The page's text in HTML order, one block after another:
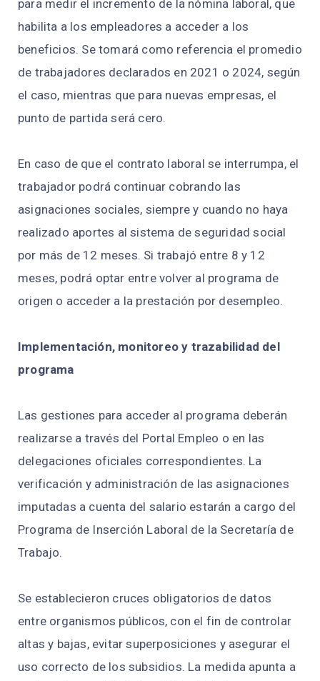
para medir el incremento de la nómina laboral, que
habilita a los empleadores a acceder a los
beneficios. Se tomará como referencia el promedio
de trabajadores declarados en 2021 o 2024, según
el caso, mientras que para nuevas empresas, el
punto de partida será cero.
En caso de que el contrato laboral se interrumpa, el
trabajador podrá continuar cobrando las
asignaciones sociales, siempre y cuando no haya
realizado aportes al sistema de seguridad social
por más de 12 meses. Si trabajó entre 8 y 12
meses, podrá optar entre volver al programa de
origen o acceder a la prestación por desempleo.
Implementación, monitoreo y trazabilidad del
programa
Las gestiones para acceder al programa deberán
realizarse a través del Portal Empleo o en las
delegaciones oficiales correspondientes. La
verificación y administración de las asignaciones
imputadas a cuenta del salario estarán a cargo del
Programa de Inserción Laboral de la Secretaría de
Trabajo.
Se establecieron cruces obligatorios de datos
entre organismos públicos, con el fin de controlar
altas y bajas, evitar superposiciones y asegurar el
uso correcto de los subsidios. La medida apunta a